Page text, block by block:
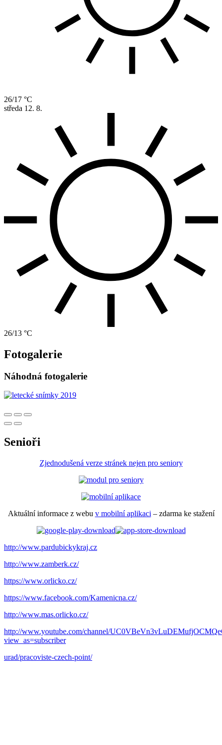
26/17 °C
středa 12. 8.
26/13 °C
Fotogalerie
Náhodná fotogalerie
Senioři
Zjednodušená verze stránek nejen pro seniory
Aktuální informace z webu v mobilní aplikaci – zdarma ke stažení
http://www.pardubickykraj.cz
http://www.zamberk.cz/
https://www.orlicko.cz/
https://www.facebook.com/Kamenicna.cz/
http://www.mas.orlicko.cz/
http://www.youtube.com/channel/
view_as=subscriber
urad/pracoviste-czech-point/